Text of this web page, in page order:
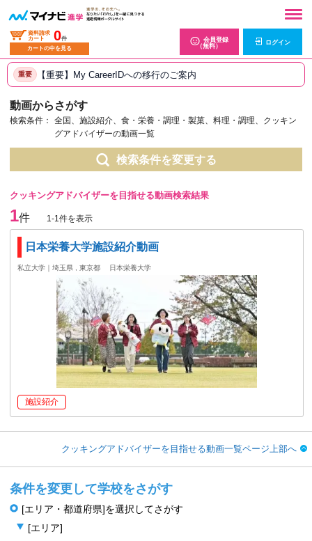
資料請求
カート
0件
カートの中を見る
会員登録
（無料）
ログイン
重要 【重要】My CareerIDへの移行のご案内
動画からさがす
検索条件：
全国、施設紹介、食・栄養・調理・製菓、料理・調理、クッキン
グアドバイザーの動画一覧
検索条件を変更する
クッキングアドバイザーを目指せる動画検索結果
1件 1-1件を表示
日本栄養大学施設紹介動画
私立大学｜埼玉県 , 東京都 日本栄養大学
施設紹介
クッキングアドバイザーを目指せる動画一覧ページ上部へ
条件を変更して学校をさがす
[エリア・都道府県]を選択してさがす
[エリア]